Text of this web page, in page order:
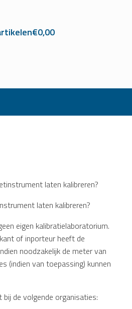
€0,00
laten kalibreren?
laten kalibreren?
eigen kalibratielaboratorium.
of inporteur heeft de
noodzakelijk de meter van
(indien van toepassing) kunnen
de volgende organisaties: